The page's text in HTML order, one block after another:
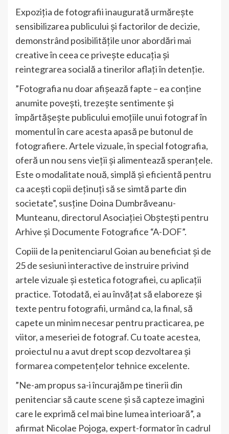
Expoziția de fotografii inaugurată urmărește
sensibilizarea publicului și factorilor de decizie,
demonstrând posibilitățile unor abordări mai
creative în ceea ce privește educația și
reintegrarea socială a tinerilor aflați în detenție.
”Fotografia nu doar afișează fapte – ea conține
anumite povești, trezește sentimente și
împărtășește publicului emoțiile unui fotograf în
momentul în care acesta apasă pe butonul de
fotografiere. Artele vizuale, în special fotografia,
oferă un nou sens vieții și alimentează speranțele.
Este o modalitate nouă, simplă şi eficientă pentru
ca acești copii deținuți să se simtă parte din
societate”, susține Doina Dumbrăveanu-
Munteanu, directorul Asociației Obștești pentru
Arhive și Documente Fotografice “A-DOF”.
Copiii de la penitenciarul Goian au beneficiat și de
25 de sesiuni interactive de instruire privind
artele vizuale și estetica fotografiei, cu aplicații
practice. Totodată, ei au învățat să elaboreze și
texte pentru fotografii, urmând ca, la final, să
capete un minim necesar pentru practicarea, pe
viitor, a meseriei de fotograf. Cu toate acestea,
proiectul nu a avut drept scop dezvoltarea și
formarea competențelor tehnice excelente.
”Ne-am propus sa-i încurajăm pe tinerii din
penitenciar să caute scene și să capteze imagini
care le exprimă cel mai bine lumea interioară”, a
afirmat Nicolae Pojoga, expert-formator în cadrul